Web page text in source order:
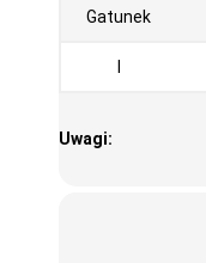
Gatunek
Uwagi: